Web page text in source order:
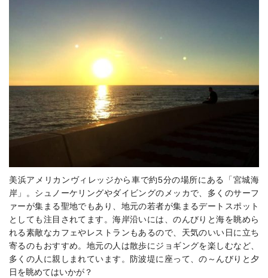
美浜アメリカンヴィレッジから車で約5分の場所にある「宮城海
岸」。シュノーケリングやダイビングのメッカで、多くのサーフ
ァーが集まる聖地でもあり、地元の若者が集まるデートスポット
としても注目されてます。海岸沿いには、のんびりと海を眺めら
れる素敵なカフェやレストランもあるので、天気のいい日に立ち
寄るのもおすすめ。地元の人は散歩にジョギングを楽しむなど、
多くの人に親しまれています。防波堤に座って、の～んびりと夕
日を眺めてはいかが？